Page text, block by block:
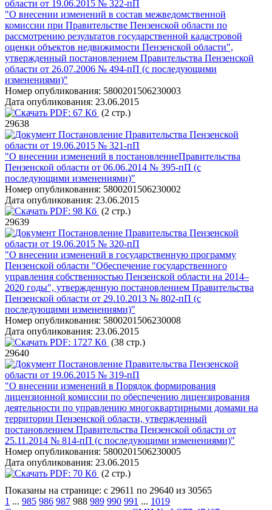
области от 19.06.2015 № 322-пП
"О внесении изменений в состав межведомственной
комиссии при Правительстве Пензенской области по
рассмотрению результатов государственной кадастровой
оценки объектов недвижимости Пензенской области",
утвержденный постановлением Правительства Пензенской
области от 26.07.2006 № 494-пП (c последующими
изменениями)"
Номер опубликования: 5800201506230003
Дата опубликования: 23.06.2015
PDF: 67 Кб (2 стр.)
29638
Постановление Правительства Пензенской
области от 19.06.2015 № 321-пП
"О внесении изменений в постановлениеПравительства
Пензенской области от 06.06.2014 № 395-пП (с
последующими изменениями)"
Номер опубликования: 5800201506230002
Дата опубликования: 23.06.2015
PDF: 98 Кб (2 стр.)
29639
Постановление Правительства Пензенской
области от 19.06.2015 № 320-пП
"O внесении изменений в государственную программу
Пензенской области "Обеспечение государственного
управления собственностью Пензенской области на 2014–
2020 годы", утвержденную постановлением Правительства
Пензенской области от 29.10.2013 № 802-пП (с
последующими изменениями)"
Номер опубликования: 5800201506230008
Дата опубликования: 23.06.2015
PDF: 1727 Кб (38 стр.)
29640
Постановление Правительства Пензенской
области от 19.06.2015 № 319-пП
"О внесении изменений в Порядок формирования
лицензионной комиссии по обеспечению лицензирования
деятельности по управлению многоквартирными домами на
территории Пензенской области, утвержденный
постановлением Правительства Пензенской области от
25.11.2014 № 814-пП (с последующими изменениями)"
Номер опубликования: 5800201506230005
Дата опубликования: 23.06.2015
PDF: 70 Кб (2 стр.)
Показаны на странице: с 29611 по 29640 из 30565
1 ... 985 986 987 988 989 990 991 ... 1019